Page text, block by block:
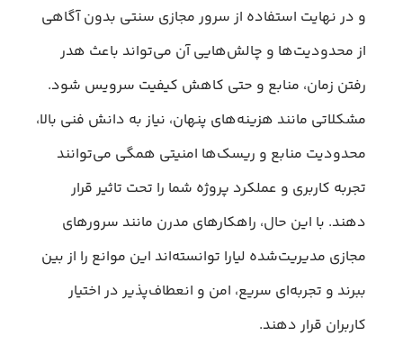
و در نهایت استفاده از سرور مجازی سنتی بدون آگاهی
از محدودیت‌ها و چالش‌هایی آن می‌تواند باعث هدر
رفتن زمان، منابع و حتی کاهش کیفیت سرویس شود.
مشکلاتی مانند هزینه‌های پنهان، نیاز به دانش فنی بالا،
محدودیت منابع و ریسک‌ها امنیتی همگی می‌توانند
تجربه کاربری و عملکرد پروژه شما را تحت تاثیر قرار
دهند. با این حال، راهکارهای مدرن مانند سرورهای
مجازی مدیریت‌شده لیارا توانسته‌اند این موانع را از بین
ببرند و تجربه‌ای سریع، امن و انعطاف‌پذیر در اختیار
کاربران قرار دهند.